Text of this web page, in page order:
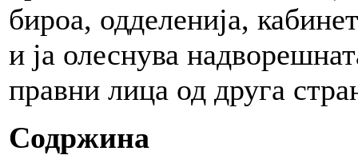
бироа, одделенија,
и ја олеснува
правни лица од друга
Содржина